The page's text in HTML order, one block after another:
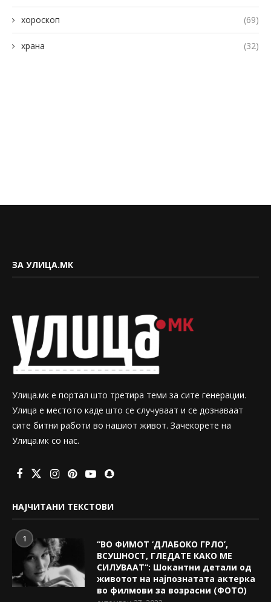
хороскоп (69)
храна (32)
ЗА УЛИЦА.МК
Улица.мк е портал што третира теми за сите генерации.
Улица е местото каде што се случуваат и се дознаваат
сите битни работи во нашиот живот. Зачекорете на
Улица.мк со нас.
НАЈЧИТАНИ ТЕКСТОВИ
1
“ВО ФИМОТ ‘ДЛАБОКО ГРЛО’,
ВСУШНОСТ, ГЛЕДАТЕ КАКО МЕ
СИЛУВААТ“: Шокантни детали од
животот на најпознатата актерка
во филмови за возрасни (ФОТО)